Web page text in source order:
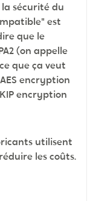
sécurité du
est
que le
(on appelle
que ça veut
encryption
encryption
utilisent
les coûts.